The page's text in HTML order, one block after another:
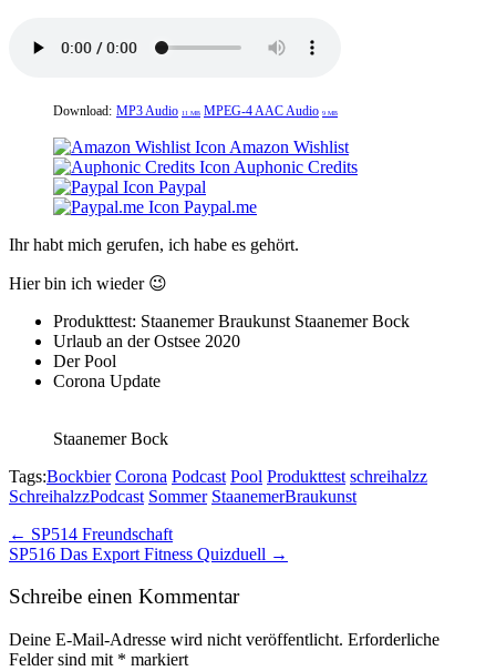
Download: MP3 Audio 11 MB MPEG-4 AAC Audio 9 MB
Amazon Wishlist
Auphonic Credits
Paypal
Paypal.me
Ihr habt mich gerufen, ich habe es gehört.
Hier bin ich wieder 😉
Produkttest: Staanemer Braukunst Staanemer Bock
Urlaub an der Ostsee 2020
Der Pool
Corona Update
Staanemer Bock
Tags:Bockbier Corona Podcast Pool Produkttest schreihalzz
SchreihalzzPodcast Sommer StaanemerBraukunst
Post
navigation
← SP514 Freundschaft
SP516 Das Export Fitness Quizduell →
Schreibe einen Kommentar
Deine E-Mail-Adresse wird nicht veröffentlicht. Erforderliche
Felder sind mit * markiert